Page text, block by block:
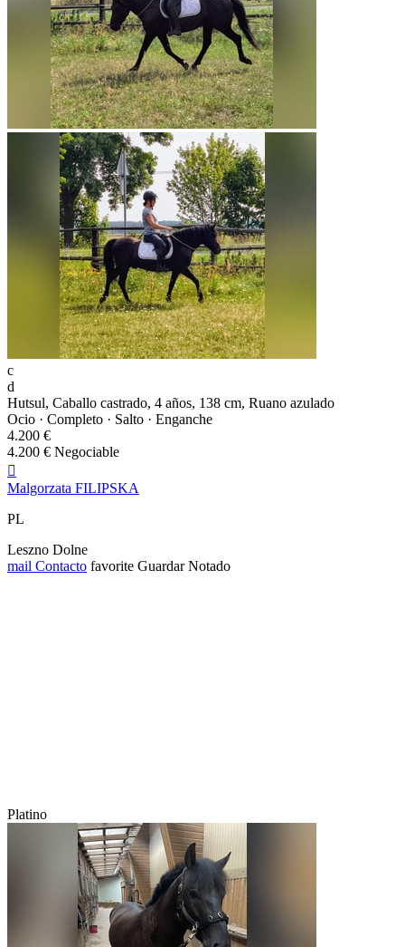
c
d
Hutsul, Caballo castrado, 4 años, 138 cm, Ruano azulado
Ocio · Completo · Salto · Enganche
4.200 €
4.200 € Negociable

Malgorzata FILIPSKA
PL
Leszno Dolne
mail Contacto favorite Guardar Notado
Platino